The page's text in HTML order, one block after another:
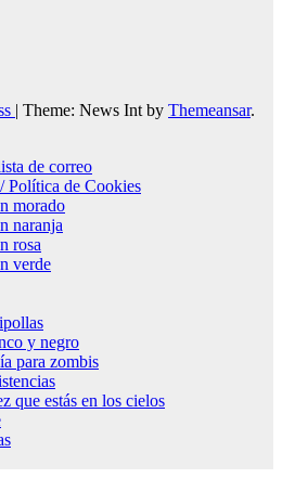
| Theme: News Int by Themeansar.
de correo
Política de Cookies
morado
naranja
rosa
verde
y negro
para zombis
que estás en los cielos